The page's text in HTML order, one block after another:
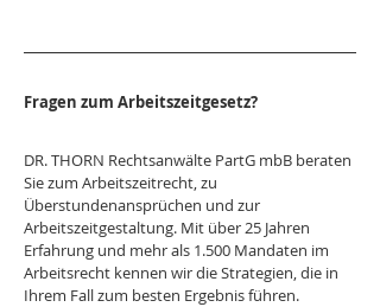
Fragen zum Arbeitszeitgesetz?
DR. THORN Rechtsanwälte PartG mbB beraten
Sie zum Arbeitszeitrecht, zu
Überstundenansprüchen und zur
Arbeitszeitgestaltung. Mit über 25 Jahren
Erfahrung und mehr als 1.500 Mandaten im
Arbeitsrecht kennen wir die Strategien, die in
Ihrem Fall zum besten Ergebnis führen.